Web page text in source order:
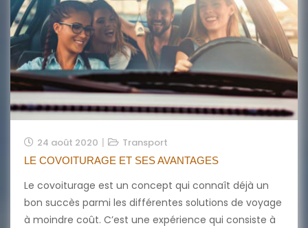
24 août 2020 Transport
LE COVOITURAGE ET SES AVANTAGES
Le covoiturage est un concept qui connaît déjà un
bon succès parmi les différentes solutions de voyage
à moindre coût. C’est une expérience qui consiste à